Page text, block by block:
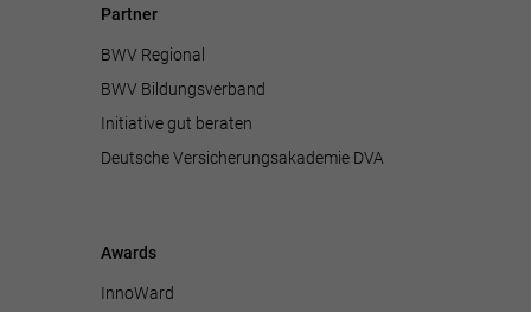
Partner
BWV Regional
BWV Bildungsverband
Initiative gut beraten
Deutsche Versicherungsakademie DVA
Awards
InnoWard